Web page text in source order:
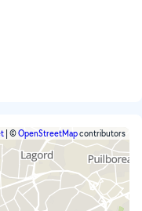
©OpenStreetMapcontributors